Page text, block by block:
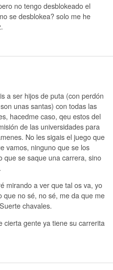
no tengo desblokeado el
se desblokea? solo me he
a ser hijos de puta (con perdón
unas santas) con todas las
hacedme caso, qeu estos del
de las universidades para
No les sigais el juego que
vamos, ninguno que se los
que se saque una carrera, sino
mirando a ver que tal os va, yo
que no sé, no sé, me da que me
chavales.
cierta gente ya tiene su carrerita